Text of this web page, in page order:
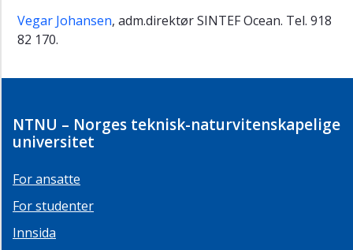
Vegar Johansen, adm.direktør SINTEF Ocean. Tel. 918
82 170.
NTNU – Norges teknisk-naturvitenskapelige
universitet
For ansatte
For studenter
Innsida